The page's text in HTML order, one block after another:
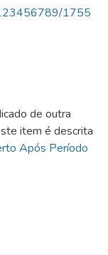
1755
de outra
item é descrita
Após Período